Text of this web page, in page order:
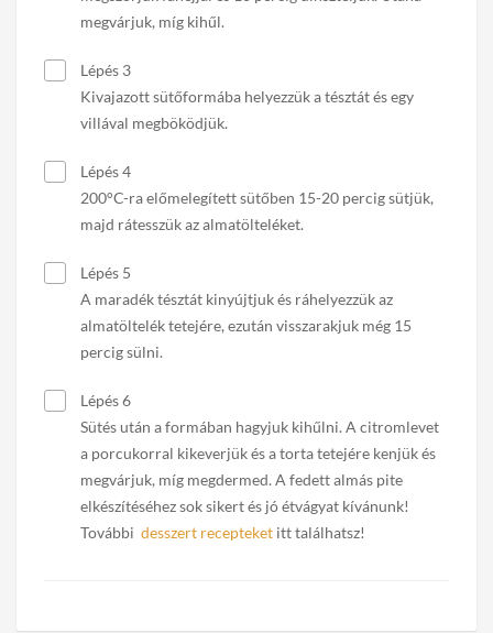
megvárjuk, míg kihűl.
Lépés 3
Kivajazott sütőformába helyezzük a tésztát és egy
villával megböködjük.
Lépés 4
200°C-ra előmelegített sütőben 15-20 percig sütjük,
majd rátesszük az almatölteléket.
Lépés 5
A maradék tésztát kinyújtjuk és ráhelyezzük az
almatöltelék tetejére, ezután visszarakjuk még 15
percig sülni.
Lépés 6
Sütés után a formában hagyjuk kihűlni. A citromlevet
a porcukorral kikeverjük és a torta tetejére kenjük és
megvárjuk, míg megdermed. A fedett almás pite
elkészítéséhez sok sikert és jó étvágyat kívánunk!
További desszert recepteket itt találhatsz!